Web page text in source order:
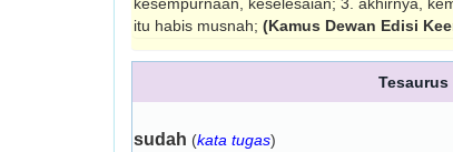
itu habis musnah; (Kamus Dewan Edisi
Tesaurus
sudah (kata tugas)